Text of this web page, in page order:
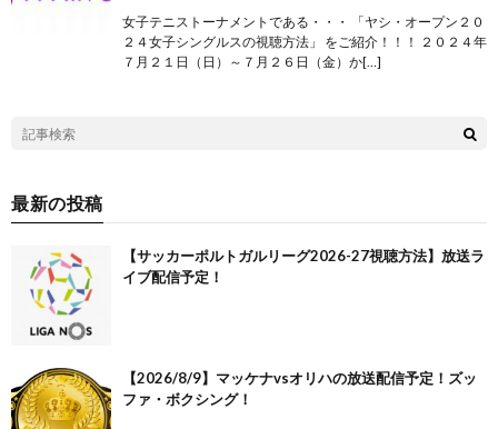
女子テニストーナメントである・・・ 「ヤシ・オープン２０
２４女子シングルスの視聴方法」 をご紹介！！！ ２０２４年
７月２１日（日）～７月２６日（金）か[…]
最新の投稿
【サッカーポルトガルリーグ2026-27視聴方法】放送ラ
イブ配信予定！
【2026/8/9】マッケナvsオリハの放送配信予定！ズッ
ファ・ボクシング！